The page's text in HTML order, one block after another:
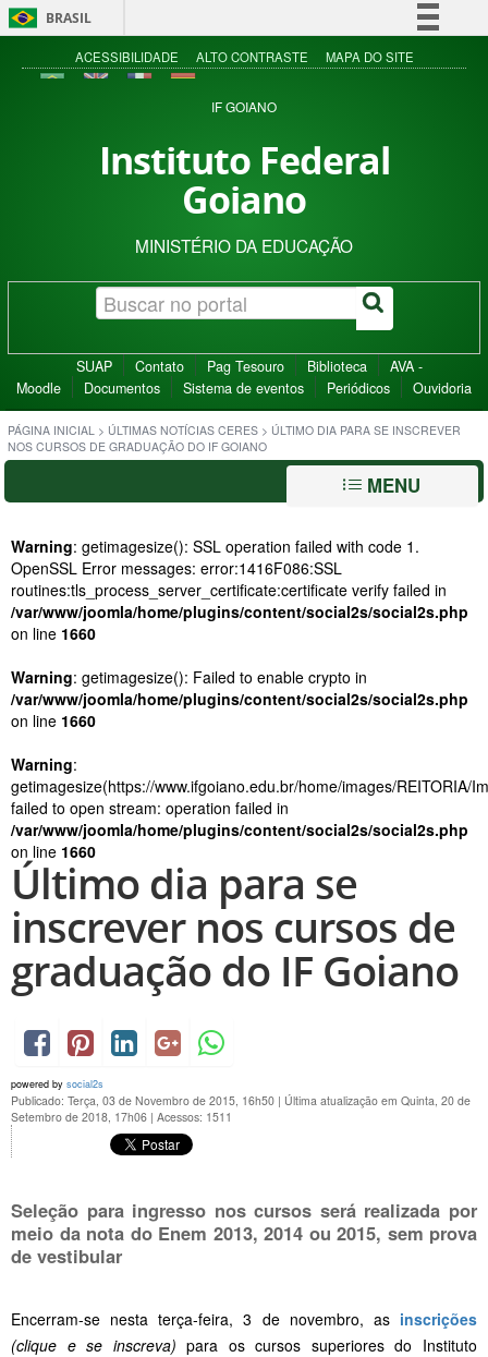
BRASIL
Simplifique!
Acesso à informação
ACESSIBILIDADE ALTO CONTRASTE MAPA DO SITE
IF GOIANO
Instituto Federal
Goiano
MINISTÉRIO DA EDUCAÇÃO
SUAP Contato Pag Tesouro Biblioteca
AVA -
Moodle
Documentos Sistema de eventos Periódicos Ouvidoria
PÁGINA INICIAL > ÚLTIMAS NOTÍCIAS CERES > ÚLTIMO DIA PARA SE INSCREVER
NOS CURSOS DE GRADUAÇÃO DO IF GOIANO
MENU
Warning: getimagesize(): SSL operation failed with code 1.
OpenSSL Error messages: error:1416F086:SSL
routines:tls_process_server_certificate:certificate verify failed in
/var/www/joomla/home/plugins/content/social2s/social2s.php
on line 1660
Warning: getimagesize(): Failed to enable crypto in
/var/www/joomla/home/plugins/content/social2s/social2s.php
on line 1660
Warning:
getimagesize(https://www.ifgoiano.edu.br/home/images/REITORIA/
failed to open stream: operation failed in
/var/www/joomla/home/plugins/content/social2s/social2s.php
on line 1660
Último dia para se
inscrever nos cursos de
graduação do IF Goiano
powered by social2s
Publicado: Terça, 03 de Novembro de 2015, 16h50 | Última atualização em Quinta, 20 de
Setembro de 2018, 17h06 | Acessos: 1511
Seleção para ingresso nos cursos será realizada por
meio da nota do Enem 2013, 2014 ou 2015, sem prova
de vestibular
Encerram-se nesta terça-feira, 3 de novembro, as inscrições
(clique e se inscreva) para os cursos superiores do Instituto